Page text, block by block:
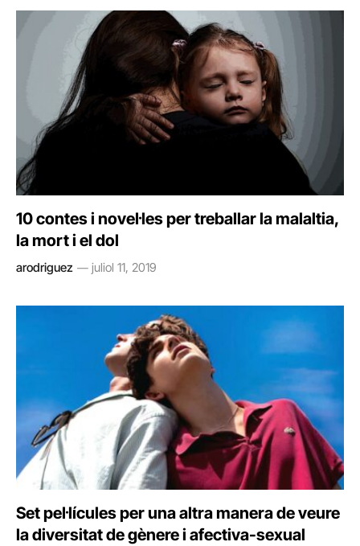
10 contes i novel·les per treballar la malaltia,
la mort i el dol
arodriguez juliol 11, 2019
Set pel·lícules per una altra manera de veure
la diversitat de gènere i afectiva-sexual